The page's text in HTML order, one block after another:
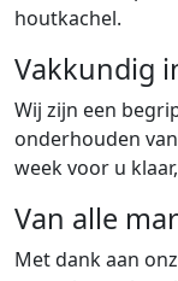
houtkachel.
Vakkundig
Wij zijn een
onderhouden
week voor u
Van alle
Met dank aan